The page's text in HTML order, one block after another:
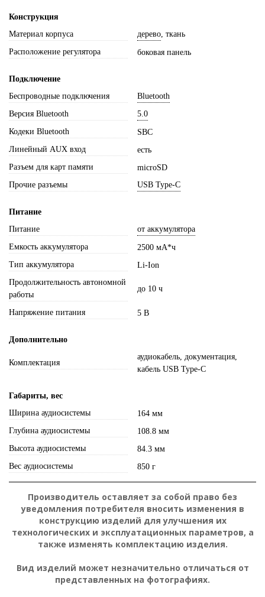
Конструкция
Материал корпуса
дерево, ткань
Расположение регулятора
боковая панель
Подключение
Беспроводные подключения
Bluetooth
Версия Bluetooth
5.0
Кодеки Bluetooth
SBC
Линейный AUX вход
есть
Разъем для карт памяти
microSD
Прочие разъемы
USB Type-C
Питание
Питание
от аккумулятора
Емкость аккумулятора
2500 мА*ч
Тип аккумулятора
Li-Ion
Продолжительность автономной
работы
до 10 ч
Напряжение питания 5 В
Дополнительно
Комплектация
аудиокабель, документация,
кабель USB Type-C
Габариты, вес
Ширина аудиосистемы
164 мм
Глубина аудиосистемы
108.8 мм
Высота аудиосистемы
84.3 мм
Вес аудиосистемы
850 г
Производитель оставляет за собой право без
уведомления потребителя вносить изменения в
конструкцию изделий для улучшения их
технологических и эксплуатационных параметров, а
также изменять комплектацию изделия.
Вид изделий может незначительно отличаться от
представленных на фотографиях.